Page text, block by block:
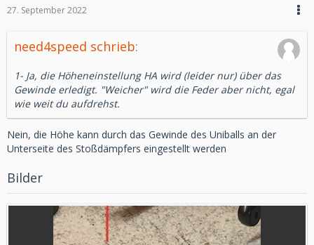
27. September 2022
need4speed schrieb:
1- Ja, die Höheneinstellung HA wird (leider nur) über das
Gewinde erledigt. "Weicher" wird die Feder aber nicht, egal
wie weit du aufdrehst.
Nein, die Höhe kann durch das Gewinde des Uniballs an der
Unterseite des Stoßdämpfers eingestellt werden
Bilder